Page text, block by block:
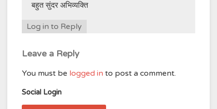
बहुत सुंदर अभिव्यक्ति
Log in to Reply
Leave a Reply
You must be logged in to post a comment.
Social Login